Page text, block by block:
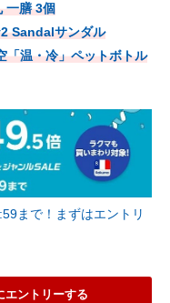
一膳 3個
Sandalサンダル
「温・冷」ペットボトル
まで！まずはエントリ
エントリーする